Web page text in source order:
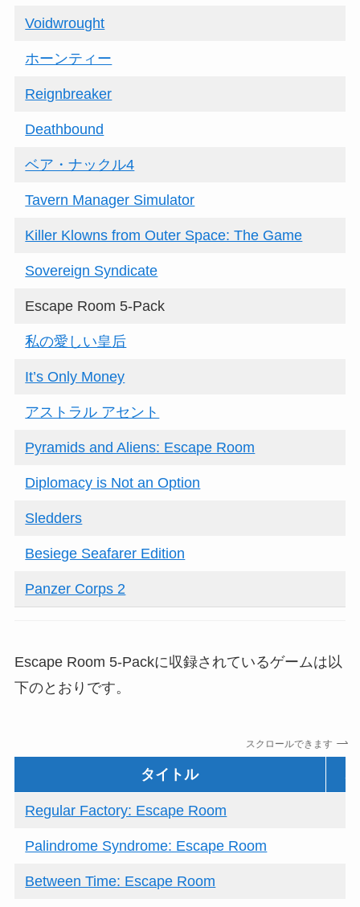
Voidwrought
ホーンティー
Reignbreaker
Deathbound
ベア・ナックル4
Tavern Manager Simulator
Killer Klowns from Outer Space: The Game
Sovereign Syndicate
Escape Room 5-Pack
私の愛しい皇后
It’s Only Money
アストラル アセント
Pyramids and Aliens: Escape Room
Diplomacy is Not an Option
Sledders
Besiege Seafarer Edition
Panzer Corps 2
Escape Room 5-Packに収録されているゲームは以
下のとおりです。
スクロールできます
タイトル
Regular Factory: Escape Room
Palindrome Syndrome: Escape Room
Between Time: Escape Room